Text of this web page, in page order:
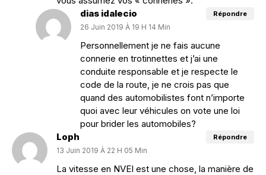
dias idalecio
26 Juin 2019 À 19 H 14 Min
Personnellement je ne fais aucune
connerie en trotinnettes et j’ai une
conduite responsable et je respecte le
code de la route, je ne crois pas que
quand des automobilistes font n’importe
quoi avec leur véhicules on vote une loi
pour brider les automobiles?
Répondre
Loph
13 Juin 2019 À 22 H 05 Min
La vitesse en NVEI est une chose, la manière de
Répondre